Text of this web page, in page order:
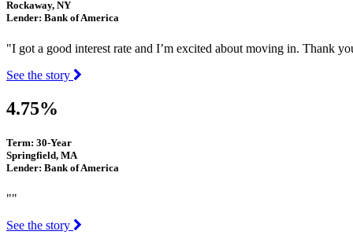
Rockaway, NY
Lender: Bank of America
"I got a good interest rate and I’m excited about moving in. Thank
See the story
4.75%
Term: 30-Year
Springfield, MA
Lender: Bank of America
""
See the story